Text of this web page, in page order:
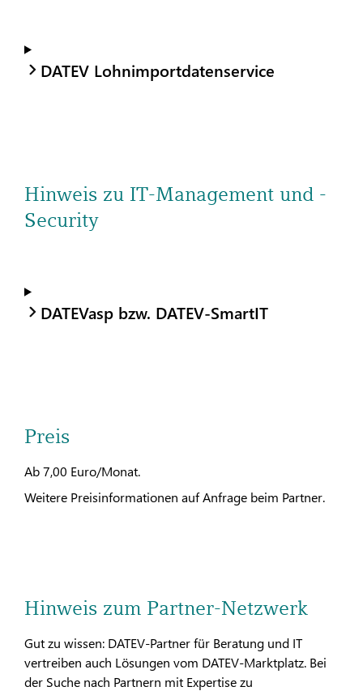
DATEV Lohnimportdatenservice
Hinweis zu IT-Management und -
Security
DATEVasp bzw. DATEV-SmartIT
Preis
Ab 7,00 Euro/Monat.
Weitere Preisinformationen auf Anfrage beim Partner.
Hinweis zum Partner-Netzwerk
Gut zu wissen: DATEV-Partner für Beratung und IT
vertreiben auch Lösungen vom DATEV-Marktplatz. Bei
der Suche nach Partnern mit Expertise zu